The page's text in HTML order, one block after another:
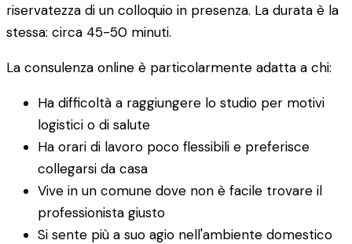
riservatezza di un colloquio in presenza. La durata è la
stessa: circa 45-50 minuti.
La consulenza online è particolarmente adatta a chi:
Ha difficoltà a raggiungere lo studio per motivi
logistici o di salute
Ha orari di lavoro poco flessibili e preferisce
collegarsi da casa
Vive in un comune dove non è facile trovare il
professionista giusto
Si sente più a suo agio nell'ambiente domestico